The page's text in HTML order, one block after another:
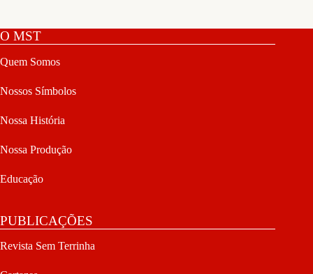
O MST
Quem Somos
Nossos Símbolos
Nossa História
Nossa Produção
Educação
PUBLICAÇÕES
Revista Sem Terrinha